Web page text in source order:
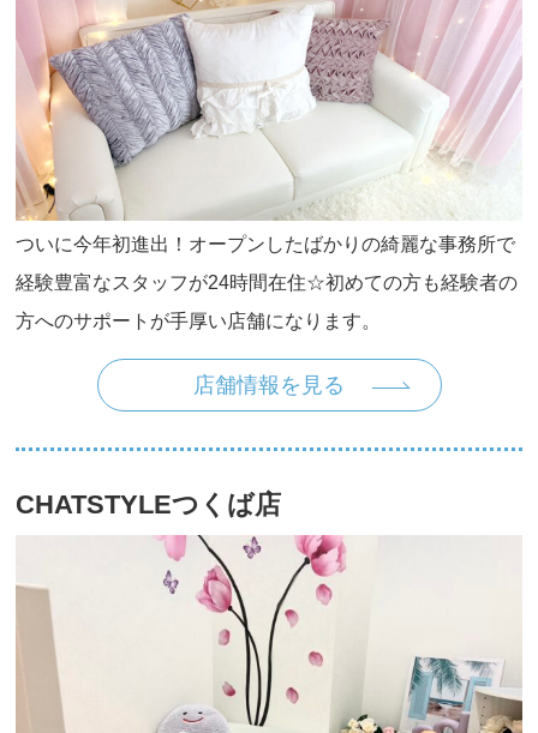
ついに今年初進出！オープンしたばかりの綺麗な事務所で
経験豊富なスタッフが24時間在住☆初めての方も経験者の
方へのサポートが手厚い店舗になります。
店舗情報を見る
CHATSTYLEつくば店